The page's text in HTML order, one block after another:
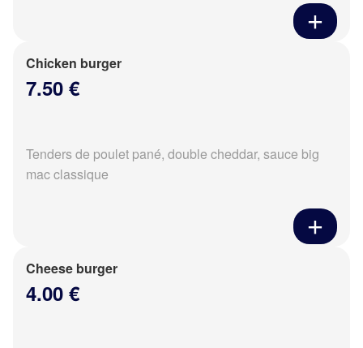
Chicken burger
7.50 €
Tenders de poulet pané, double cheddar, sauce big
mac classique
Cheese burger
4.00 €